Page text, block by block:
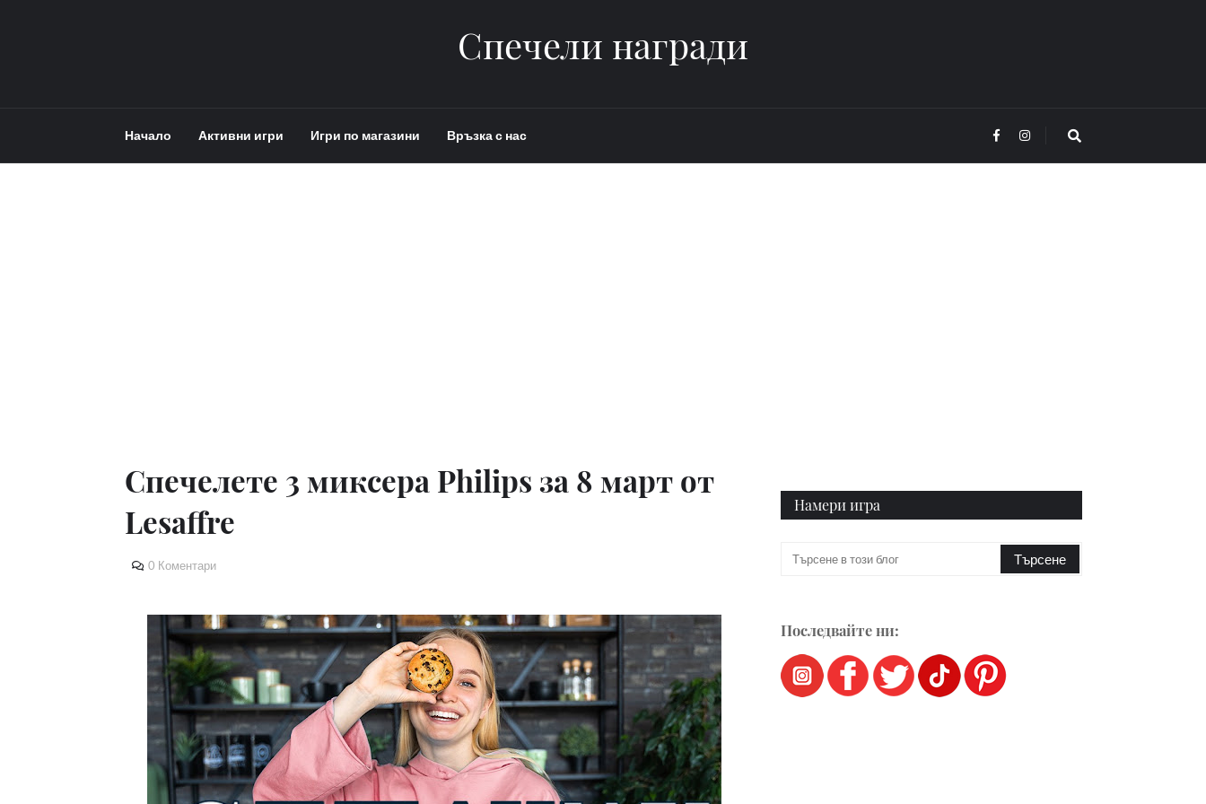
Спечели награди
Начало Активни игри Игри по магазини Връзка с нас
Спечелете 3 миксера Philips за 8 март от
Lesaffre
0 Коментари
Намери игра
Последвайте ни: